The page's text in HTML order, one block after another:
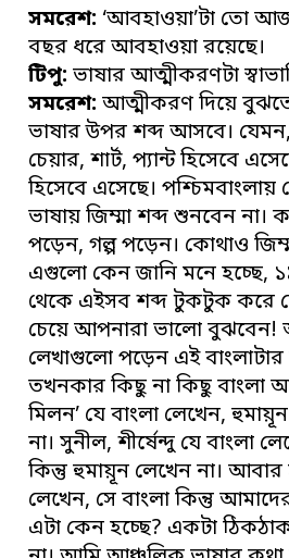
সমরেশ: ‘আবহাওয়া’টা তো
বছর ধরে আবহাওয়া রয়েছে।
টিপু: ভাষার আত্মীকরণটা
সমরেশ: আত্মীকরণ দিয়ে
ভাষার উপর শব্দ আসবে।
চেয়ার, শার্ট, প্যান্ট হিসেবে
হিসেবে এসেছে।
ভাষায় জিম্মা শব্দ শুনবেন না।
পড়েন, গল্প পড়েন। কোথাও
এগুলো কেন জানি মনে হচ্ছে,
থেকে এইসব শব্দ টুকটুক করে
চেয়ে আপনারা ভালো বুঝবেন!
লেখাগুলো পড়েন এই
তখনকার কিছু না কিছু বাংলা
মিলন’ যে বাংলা লেখেন,
না। সুনীল, শীর্ষেন্দু যে বাংলা
কিন্তু হুমায়ূন লেখেন না। আবার
লেখেন, সে বাংলা কিন্তু
এটা কেন হচ্ছে? একটা